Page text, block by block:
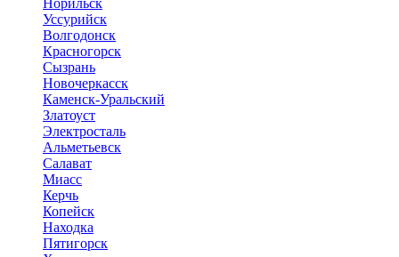
Уссурийск
Волгодонск
Красногорск
Сызрань
Новочеркасск
Каменск-Уральский
Златоуст
Электросталь
Альметьевск
Салават
Миасс
Керчь
Копейск
Находка
Пятигорск